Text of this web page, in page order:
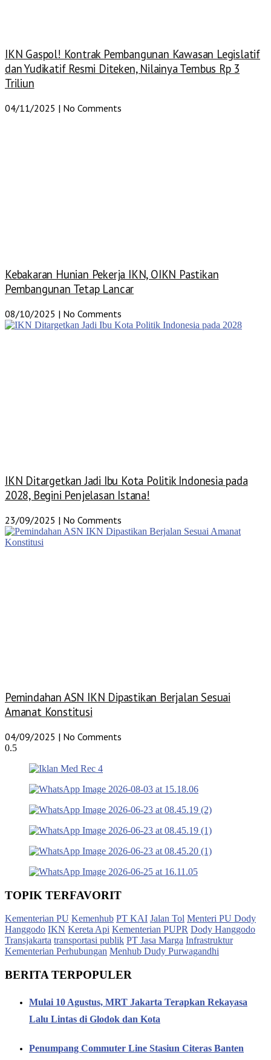
IKN Gaspol! Kontrak Pembangunan Kawasan Legislatif
dan Yudikatif Resmi Diteken, Nilainya Tembus Rp 3
Triliun
04/11/2025 No Comments
Kebakaran Hunian Pekerja IKN, OIKN Pastikan
Pembangunan Tetap Lancar
08/10/2025 No Comments
IKN Ditargetkan Jadi Ibu Kota Politik Indonesia pada
2028, Begini Penjelasan Istana!
23/09/2025 No Comments
Pemindahan ASN IKN Dipastikan Berjalan Sesuai
Amanat Konstitusi
04/09/2025 No Comments
TOPIK TERFAVORIT
Kementerian PU Kemenhub PT KAI Jalan Tol Menteri PU Dody
Hanggodo IKN Kereta Api Kementerian PUPR Dody Hanggodo
Transjakarta transportasi publik PT Jasa Marga Infrastruktur
Kementerian Perhubungan Menhub Dudy Purwagandhi
BERITA TERPOPULER
Mulai 10 Agustus, MRT Jakarta Terapkan Rekayasa
Lalu Lintas di Glodok dan Kota
Penumpang Commuter Line Stasiun Citeras Banten